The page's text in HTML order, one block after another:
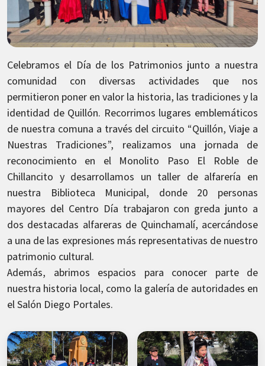
Celebramos el Día de los Patrimonios junto a nuestra
comunidad con diversas actividades que nos
permitieron poner en valor la historia, las tradiciones y la
identidad de Quillón. Recorrimos lugares emblemáticos
de nuestra comuna a través del circuito “Quillón, Viaje a
Nuestras Tradiciones”, realizamos una jornada de
reconocimiento en el Monolito Paso El Roble de
Chillancito y desarrollamos un taller de alfarería en
nuestra Biblioteca Municipal, donde 20 personas
mayores del Centro Día trabajaron con greda junto a
dos destacadas alfareras de Quinchamalí, acercándose
a una de las expresiones más representativas de nuestro
patrimonio cultural.
Además, abrimos espacios para conocer parte de
nuestra historia local, como la galería de autoridades en
el Salón Diego Portales.